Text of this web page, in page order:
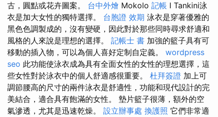
古，圓點或花卉圖案。 台中外燴 Mokolo 記帳 I Tankini泳
衣是加大女性的獨特選擇。 台胞證 效期 泳衣是穿著優雅的
黑色色調製成的，沒有變硬，因此對於那些同時尋求舒適和
風格的人來說是理想的選擇。 記帳士 書 加強的籃子具有可
移動的插入物，可以為個人喜好定制自定義。 wordpress
seo 此功能使泳衣成為具有全面女性的女性的理想選擇，這
些女性對於泳衣中的個人舒適感很重要。 杜拜簽證 加上可
調節腰高的尺寸的兩件泳衣是舒適性，功能和現代設計的完
美結合，適合具有飽滿的女性。 墊片籃子很薄，額外的空
氣滲透，尤其是迅速乾燥。 設立辦事處 換護照 它們非常適